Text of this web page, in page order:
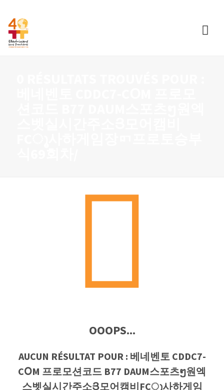
OOOPS...
AUCUN RÉSULTAT POUR : 베네벤토 CDDC7-
CՕM 프로모션코드 B77 DAUM스포츠ໆ원엑
스벳실시간주소Յ모어캠비FCൂ사하게임